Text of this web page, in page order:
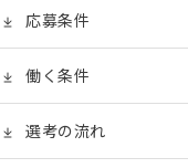
応募条件
働く条件
選考の流れ